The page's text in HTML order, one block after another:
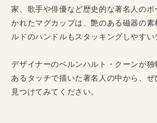
家、歌手や俳優など歴史的な著名人のポ
かれたマグカップは、艶のある磁器の素
ルドのハンドルもスタッキングしやすい
デザイナーのベルンハルト・クーンが
あるタッチで描いた著名人の中から、ぜ
見つけてみてください。